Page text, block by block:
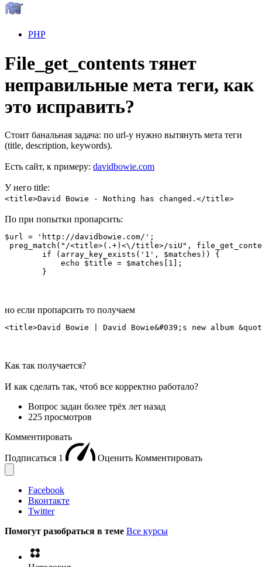
PHP
File_get_contents тянет
неправильные мета теги, как
это исправить?
Стоит банальная задача: по url-у нужно вытянуть мета теги
(title, description, keywords).
Есть сайт, к примеру: davidbowie.com
У него title:
<title>David Bowie - Nothing has changed.</title>
По при попытки пропарсить:
$url = 'http://davidbowie.com/';
preg_match("/<title>(.+)<\/title>/siU",
        if (array_key_exists('1', $matches)) {
            echo $title = $matches[1];
        }
но если пропарсить то получаем
<title>David Bowie | David Bowie&#039;s new album
Как так получается?
И как сделать так, чтоб все корректно работало?
Вопрос задан более трёх лет назад
225 просмотров
Комментировать
Подписаться 1 Оценить Комментировать
Facebook
Вконтакте
Twitter
Помогут разобраться в теме Все курсы